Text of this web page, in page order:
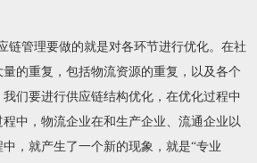
管理要做的就是对各环节进行优化。在社
的重复，包括物流资源的重复，以及各个
们要进行供应链结构优化，在优化过程中
中，物流企业在和生产企业、流通企业以
，就产生了一个新的现象，就是“专业